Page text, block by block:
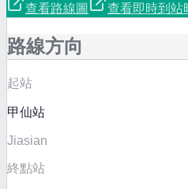
查看路線圖 查看即時到站
路線方向
起站
甲仙站
Jiasian
終點站